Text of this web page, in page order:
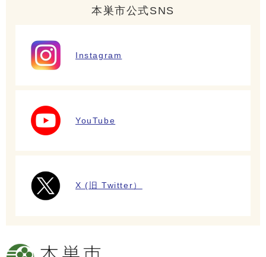
本巣市公式SNS
Instagram
YouTube
X (旧 Twitter）